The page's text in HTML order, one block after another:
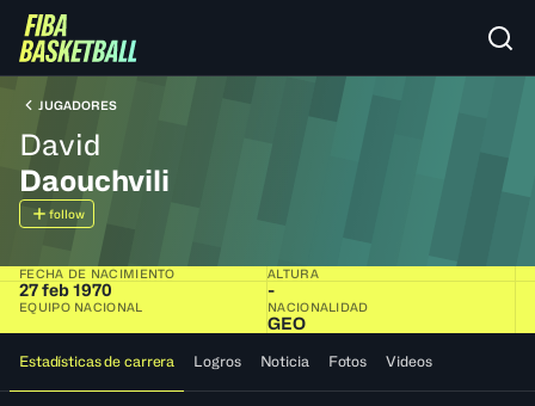
JUGADORES
David
Daouchvili
follow
FECHA DE NACIMIENTO
27 feb 1970
ALTURA
-
EQUIPO NACIONAL NACIONALIDAD
GEO
Estadísticas de carrera Logros Noticia Fotos Videos